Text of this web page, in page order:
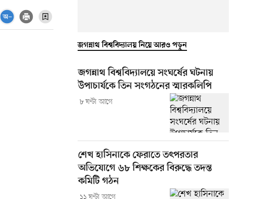
জগন্নাথ বিশ্ববিদ্যালয় নিয়ে আরও পড়ুন
জগন্নাথ বিশ্ববিদ্যালয়ে সংঘর্ষের ঘটনায়
উপাচার্যকে তিন সংগঠনের স্মারকলিপি
৮ ঘণ্টা আগে
শেখ হাসিনাকে ফেরাতে তৎপরতার
অভিযোগে ৬৮ শিক্ষকের বিরুদ্ধে তদন্ত
কমিটি গঠন
১১ ঘণ্টা আগে